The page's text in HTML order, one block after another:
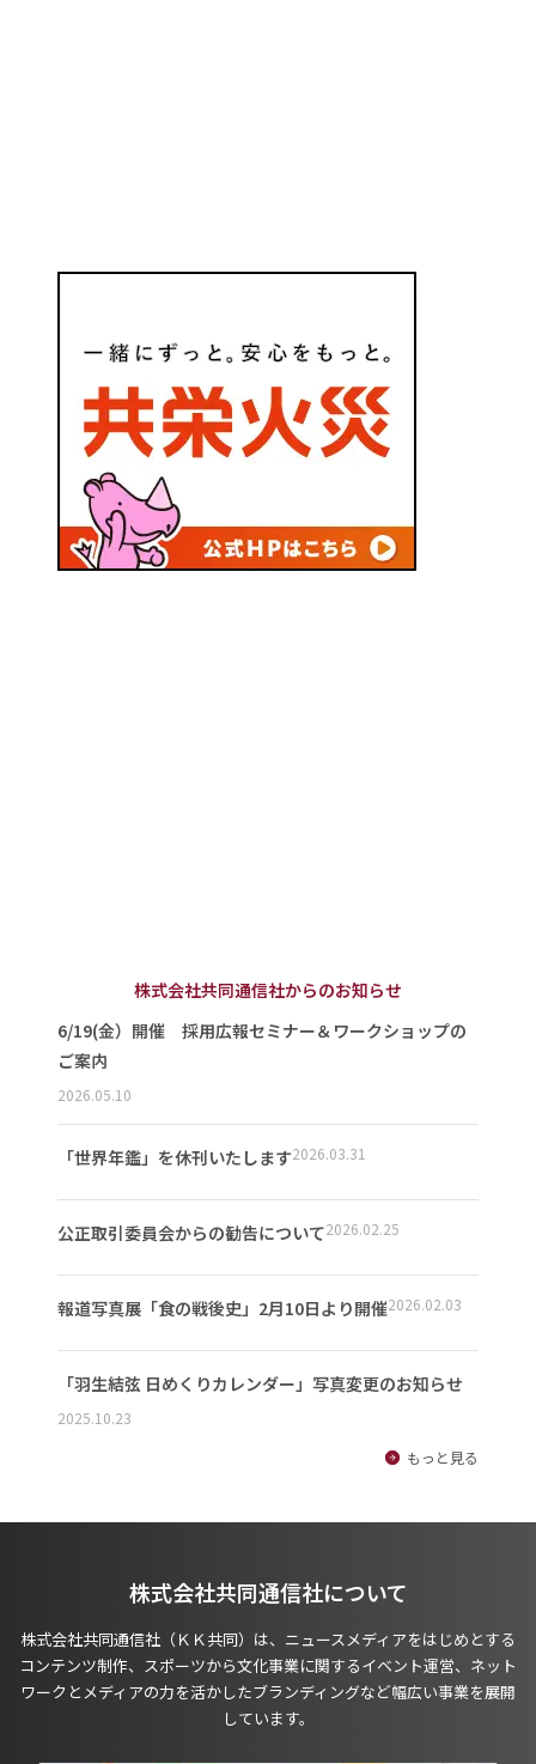
株式会社共同通信社からのお知らせ
6/19(金）開催 採用広報セミナー＆ワークショップの
ご案内
2026.05.10
「世界年鑑」を休刊いたします2026.03.31
公正取引委員会からの勧告について2026.02.25
報道写真展「食の戦後史」2月10日より開催2026.02.03
「羽生結弦 日めくりカレンダー」写真変更のお知らせ
2025.10.23
もっと見る
株式会社共同通信社について
株式会社共同通信社（ＫＫ共同）は、ニュースメディアをはじめとする
コンテンツ制作、スポーツから文化事業に関するイベント運営、ネット
ワークとメディアの力を活かしたブランディングなど幅広い事業を展開
しています。